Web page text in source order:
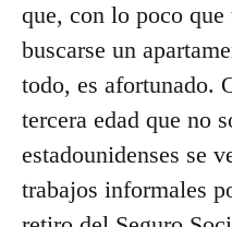
que, con lo poco
buscarse un
todo, es afortunado.
tercera edad que no
estadounidenses se
trabajos informales